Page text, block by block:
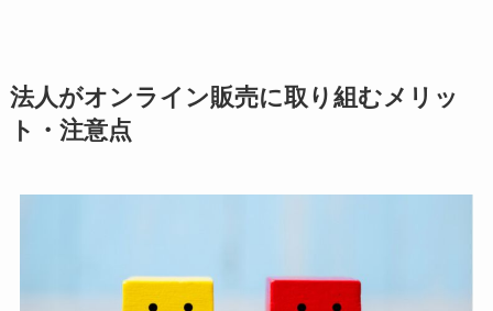
法人がオンライン販売に取り組むメリッ
ト・注意点